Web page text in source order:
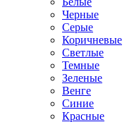
Черные
Серые
Коричневые
Светлые
Темные
Зеленые
Венге
Синие
Красные